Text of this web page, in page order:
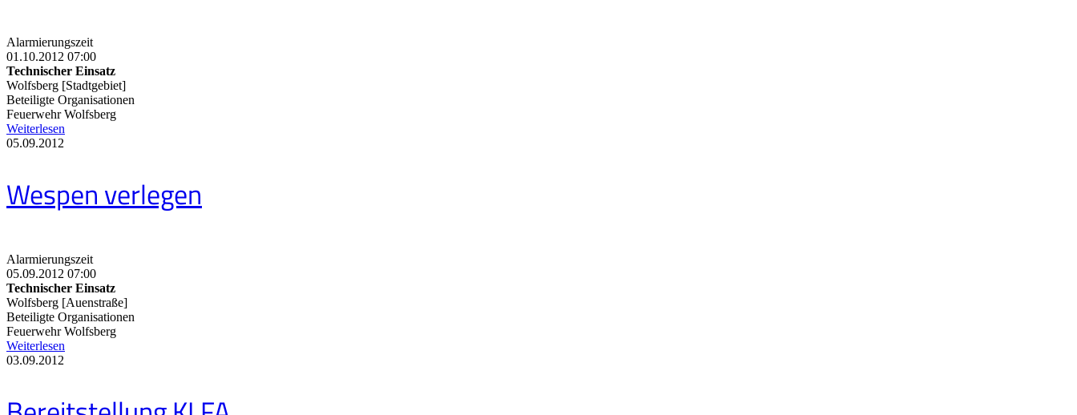
Alarmierungszeit
01.10.2012 07:00
Technischer Einsatz
Wolfsberg [Stadtgebiet]
Beteiligte Organisationen
Feuerwehr Wolfsberg
Weiterlesen
05.09.2012
Wespen verlegen
Alarmierungszeit
05.09.2012 07:00
Technischer Einsatz
Wolfsberg [Auenstraße]
Beteiligte Organisationen
Feuerwehr Wolfsberg
Weiterlesen
03.09.2012